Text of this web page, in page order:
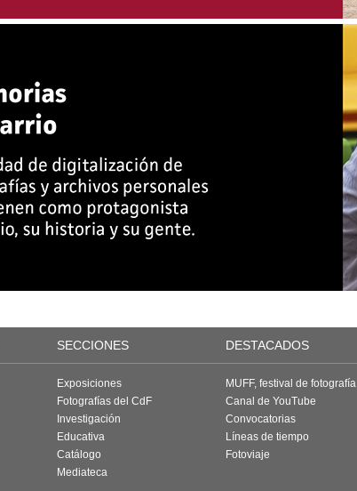
SECCIONES DESTACADOS
Exposiciones
Fotografías del CdF
Investigación
Educativa
Catálogo
Mediateca
MUFF, festival de fotografía
Canal de YouTube
Convocatorias
Líneas de tiempo
Fotoviaje